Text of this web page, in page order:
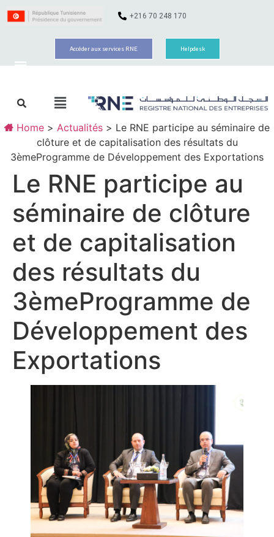
+216 70 248 170
Accéder aux services RNE Helpdesk
Home > Actualités > Le RNE participe au séminaire de
clôture et de capitalisation des résultats du
3èmeProgramme de Développement des Exportations
Le RNE participe au
séminaire de clôture
et de capitalisation
des résultats du
3èmeProgramme de
Développement des
Exportations